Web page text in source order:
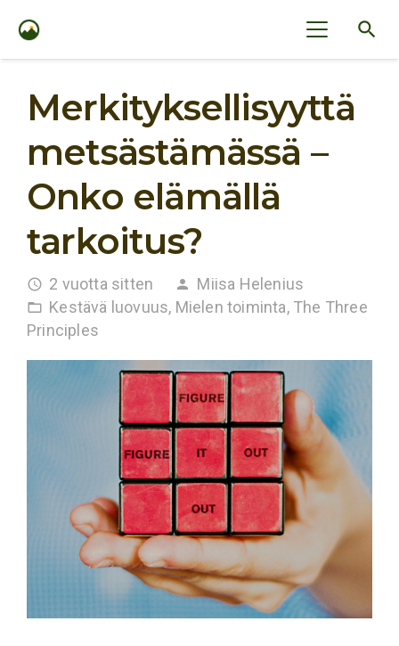
search
Merkityksellisyyttä
metsästämässä –
Onko elämällä
tarkoitus?
access_time 2 vuotta sitten person Miisa Helenius
folder_open Kestävä luovuus, Mielen toiminta, The Three
Principles